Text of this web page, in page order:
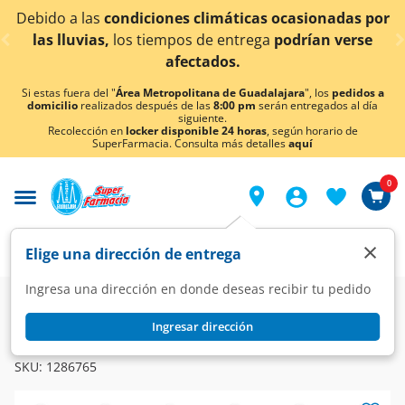
< div class="carousel-inner">
a lascondiciones climáticas ocasionadas por
lluvias, los tiempos de entregapodrían verse
afectados.
Si estas fuera del "Área Metropolitana de Guadalajara", los pedidos a
domicilio realizados después de las8:00 pm serán entregados al día
siguiente.
Recolección en locker disponible 24 horas, según horario de
SuperFarmacia. Consulta más detallesaquí
Elige una dirección de entrega
Ingresa una dirección en donde deseas recibir tu pedido
Ingresar dirección
×
0
Farmacia Visual Óptica
Lentes SPL para Lectura Grad. +2.00 Color Azul, 1 pz.
SKU: 1286765